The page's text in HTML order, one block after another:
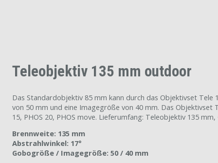
Teleobjektiv 135 mm outdoor
Das Standardobjektiv 85 mm kann durch das Objektivset
von 50 mm und eine Imagegröße von 40 mm. Das Objektivset
15, PHOS 20, PHOS move. Lieferumfang: Teleobjektiv 135
Brennweite: 135 mm
Abstrahlwinkel: 17°
Gobogröße / Imagegröße: 50 / 40 mm